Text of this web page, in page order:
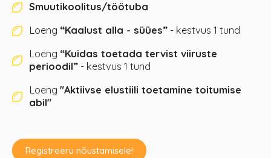
Smuutikoolitus/töötuba
Loeng “Kaalust alla - süües”- kestvus 1 tund
Loeng “Kuidas toetada tervist viiruste
perioodil”- kestvus 1 tund
Loeng "Aktiivse elustiili toetamine toitumise
abil"
Registreeru nõustamisele!